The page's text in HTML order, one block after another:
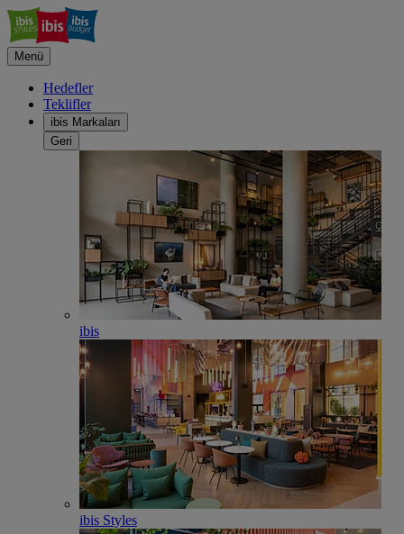
Menü
Hedefler
Teklifler
ibis Markaları
Geri
ibis
ibis Styles